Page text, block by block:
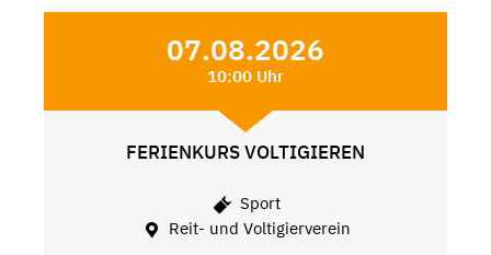
07.08.2026
10:00 Uhr
FERIENKURS VOLTIGIEREN
Sport
Reit- und Voltigierverein